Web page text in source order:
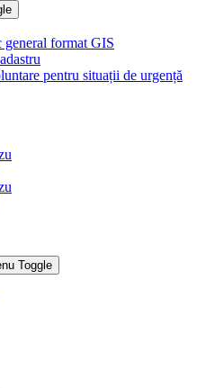
general format GIS
pentru situații de urgență
Toggle